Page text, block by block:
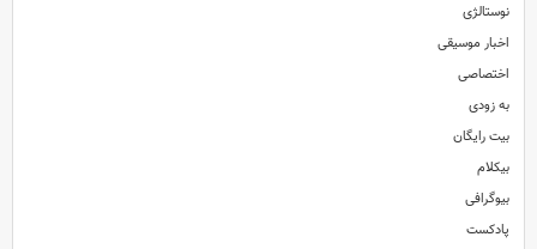
نوستالژی
اخبار موسیقی
اختصاصی
به زودی
بیت رایگان
بیکلام
بیوگرافی
پادکست